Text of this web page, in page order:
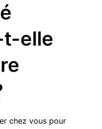
t-elle
chez vous pour